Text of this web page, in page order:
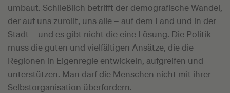
umbaut. Schließlich betrifft der demografische Wandel,
der auf uns zurollt, uns alle – auf dem Land und in der
Stadt – und es gibt nicht die eine Lösung. Die Politik
muss die guten und vielfältigen Ansätze, die die
Regionen in Eigenregie entwickeln, aufgreifen und
unterstützen. Man darf die Menschen nicht mit ihrer
Selbstorganisation überfordern.